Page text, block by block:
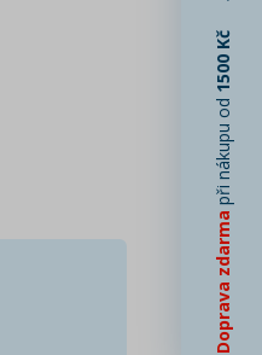
Doprava zdarma
při nákupu od
1500 Kč